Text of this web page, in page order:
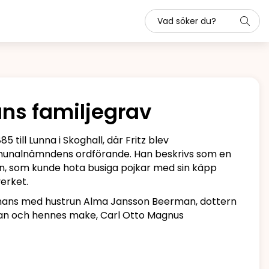
familjegrav
till Lunna i Skoghall, där Fritz blev
ordförande. Han beskrivs som en
som kunde hota busiga pojkar med sin käpp
med hustrun Alma Jansson Beerman, dottern
och hennes make, Carl Otto Magnus